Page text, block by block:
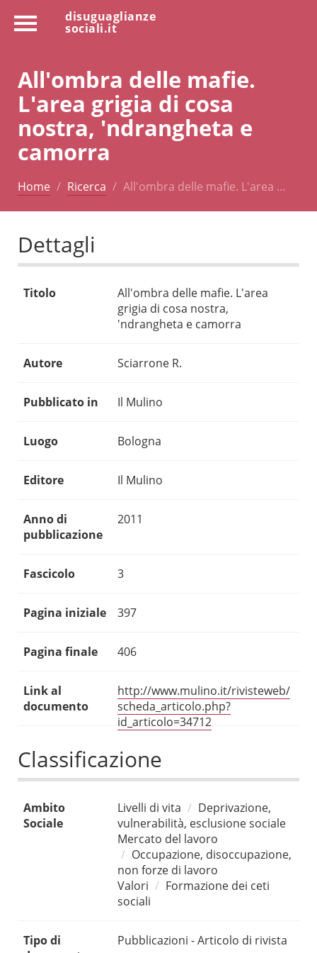
disuguaglianze
sociali.it
All'ombra delle mafie.
L'area grigia di cosa
nostra, 'ndrangheta e
camorra
Home Ricerca All'ombra delle mafie. L'area …
Dettagli
Titolo
All'ombra delle mafie. L'area
grigia di cosa nostra,
'ndrangheta e camorra
Autore Sciarrone R.
Pubblicato in Il Mulino
Luogo Bologna
Editore Il Mulino
Anno di
pubblicazione
2011
Fascicolo 3
Pagina iniziale 397
Pagina finale 406
Link al
documento
http://www.mulino.it/rivisteweb/
scheda_articolo.php?
id_articolo=34712
Classificazione
Ambito
Sociale
Livelli di vita
Deprivazione,
vulnerabilità, esclusione sociale
Mercato del lavoro
Occupazione, disoccupazione,
non forze di lavoro
Valori
Formazione dei ceti
sociali
Tipo di
Pubblicazioni - Articolo di rivista